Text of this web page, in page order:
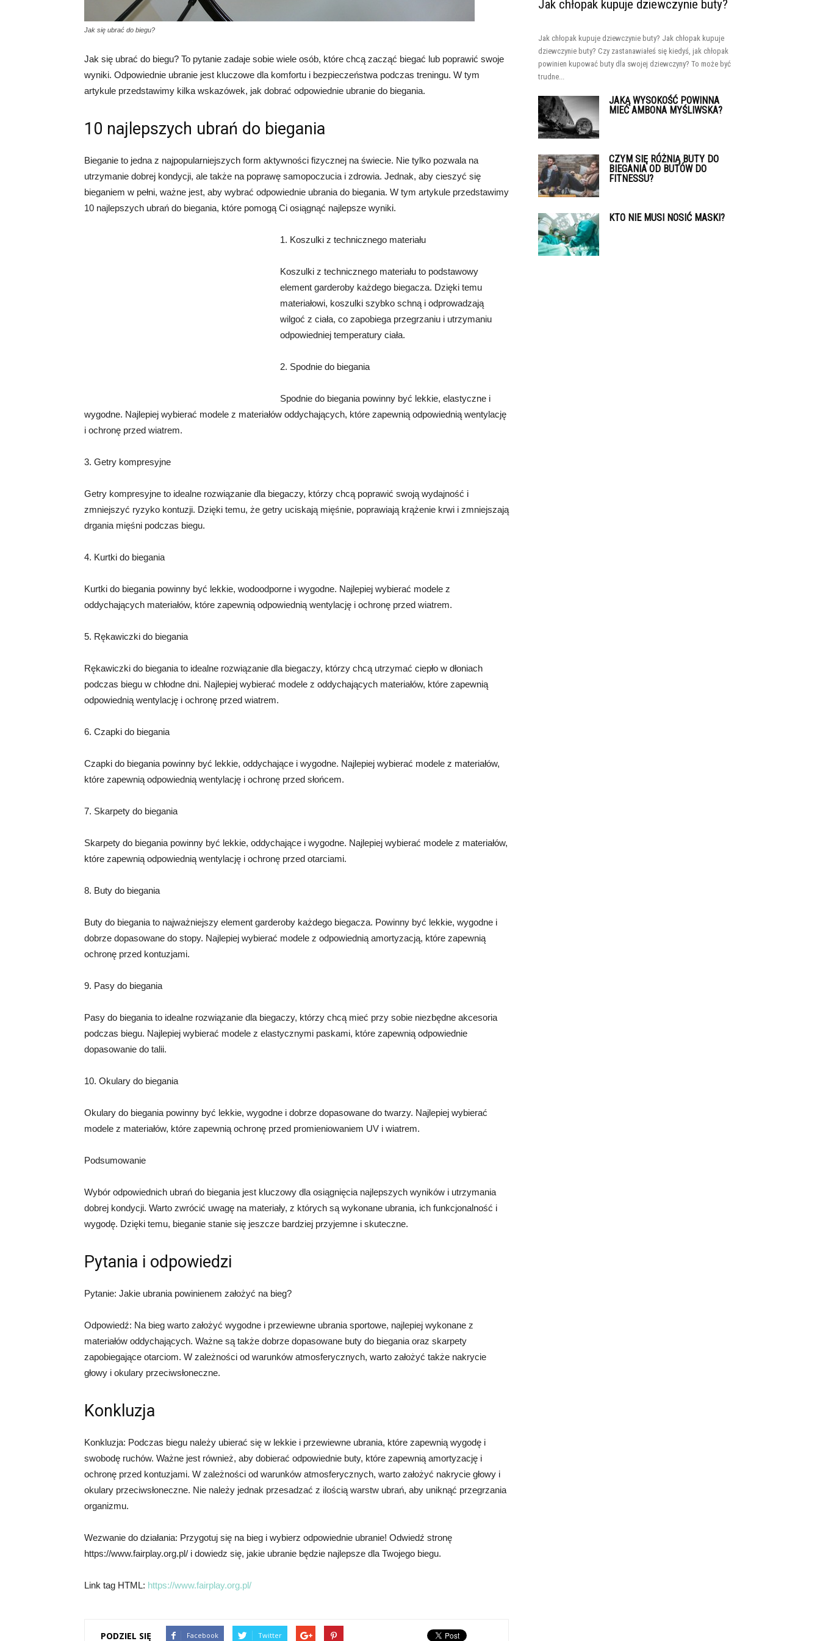
Jak się ubrać do biegu?
Jak się ubrać do biegu? To pytanie zadaje sobie wiele osób, które chcą zacząć biegać lub poprawić swoje
wyniki. Odpowiednie ubranie jest kluczowe dla komfortu i bezpieczeństwa podczas treningu. W tym
artykule przedstawimy kilka wskazówek, jak dobrać odpowiednie ubranie do biegania.
10 najlepszych ubrań do biegania
Bieganie to jedna z najpopularniejszych form aktywności fizycznej na świecie. Nie tylko pozwala na
utrzymanie dobrej kondycji, ale także na poprawę samopoczucia i zdrowia. Jednak, aby cieszyć się
bieganiem w pełni, ważne jest, aby wybrać odpowiednie ubrania do biegania. W tym artykule przedstawimy
10 najlepszych ubrań do biegania, które pomogą Ci osiągnąć najlepsze wyniki.
1. Koszulki z technicznego materiału
Koszulki z technicznego materiału to podstawowy
element garderoby każdego biegacza. Dzięki temu
materiałowi, koszulki szybko schną i odprowadzają
wilgoć z ciała, co zapobiega przegrzaniu i utrzymaniu
odpowiedniej temperatury ciała.
2. Spodnie do biegania
Spodnie do biegania powinny być lekkie, elastyczne i
wygodne. Najlepiej wybierać modele z materiałów oddychających, które zapewnią odpowiednią wentylację
i ochronę przed wiatrem.
3. Getry kompresyjne
Getry kompresyjne to idealne rozwiązanie dla biegaczy, którzy chcą poprawić swoją wydajność i
zmniejszyć ryzyko kontuzji. Dzięki temu, że getry uciskają mięśnie, poprawiają krążenie krwi i zmniejszają
drgania mięśni podczas biegu.
4. Kurtki do biegania
Kurtki do biegania powinny być lekkie, wodoodporne i wygodne. Najlepiej wybierać modele z
oddychających materiałów, które zapewnią odpowiednią wentylację i ochronę przed wiatrem.
5. Rękawiczki do biegania
Rękawiczki do biegania to idealne rozwiązanie dla biegaczy, którzy chcą utrzymać ciepło w dłoniach
podczas biegu w chłodne dni. Najlepiej wybierać modele z oddychających materiałów, które zapewnią
odpowiednią wentylację i ochronę przed wiatrem.
6. Czapki do biegania
Czapki do biegania powinny być lekkie, oddychające i wygodne. Najlepiej wybierać modele z materiałów,
które zapewnią odpowiednią wentylację i ochronę przed słońcem.
7. Skarpety do biegania
Skarpety do biegania powinny być lekkie, oddychające i wygodne. Najlepiej wybierać modele z materiałów,
które zapewnią odpowiednią wentylację i ochronę przed otarciami.
8. Buty do biegania
Buty do biegania to najważniejszy element garderoby każdego biegacza. Powinny być lekkie, wygodne i
dobrze dopasowane do stopy. Najlepiej wybierać modele z odpowiednią amortyzacją, które zapewnią
ochronę przed kontuzjami.
9. Pasy do biegania
Pasy do biegania to idealne rozwiązanie dla biegaczy, którzy chcą mieć przy sobie niezbędne akcesoria
podczas biegu. Najlepiej wybierać modele z elastycznymi paskami, które zapewnią odpowiednie
dopasowanie do talii.
10. Okulary do biegania
Okulary do biegania powinny być lekkie, wygodne i dobrze dopasowane do twarzy. Najlepiej wybierać
modele z materiałów, które zapewnią ochronę przed promieniowaniem UV i wiatrem.
Podsumowanie
Wybór odpowiednich ubrań do biegania jest kluczowy dla osiągnięcia najlepszych wyników i utrzymania
dobrej kondycji. Warto zwrócić uwagę na materiały, z których są wykonane ubrania, ich funkcjonalność i
wygodę. Dzięki temu, bieganie stanie się jeszcze bardziej przyjemne i skuteczne.
Pytania i odpowiedzi
Pytanie: Jakie ubrania powinienem założyć na bieg?
Odpowiedź: Na bieg warto założyć wygodne i przewiewne ubrania sportowe, najlepiej wykonane z
materiałów oddychających. Ważne są także dobrze dopasowane buty do biegania oraz skarpety
zapobiegające otarciom. W zależności od warunków atmosferycznych, warto założyć także nakrycie
głowy i okulary przeciwsłoneczne.
Konkluzja
Konkluzja: Podczas biegu należy ubierać się w lekkie i przewiewne ubrania, które zapewnią wygodę i
swobodę ruchów. Ważne jest również, aby dobierać odpowiednie buty, które zapewnią amortyzację i
ochronę przed kontuzjami. W zależności od warunków atmosferycznych, warto założyć nakrycie głowy i
okulary przeciwsłoneczne. Nie należy jednak przesadzać z ilością warstw ubrań, aby uniknąć przegrzania
organizmu.
Wezwanie do działania: Przygotuj się na bieg i wybierz odpowiednie ubranie! Odwiedź stronę
https://www.fairplay.org.pl/ i dowiedz się, jakie ubranie będzie najlepsze dla Twojego biegu.
Link tag HTML: https://www.fairplay.org.pl/
PODZIEL SIĘ Facebook Twitter
Jak chłopak kupuje dziewczynie buty?
Jak chłopak kupuje dziewczynie buty? Jak chłopak kupuje
dziewczynie buty? Czy zastanawiałeś się kiedyś, jak chłopak
powinien kupować buty dla swojej dziewczyny? To może być
trudne...
JAKĄ WYSOKOŚĆ POWINNA
MIEĆ AMBONA MYŚLIWSKA?
CZYM SIĘ RÓŻNIĄ BUTY DO
BIEGANIA OD BUTÓW DO
FITNESSU?
KTO NIE MUSI NOSIĆ MASKI?